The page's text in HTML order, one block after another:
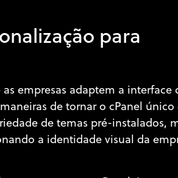
para
empresas adaptem a interface
de tornar o cPanel único
de temas pré-instalados,
a identidade visual da